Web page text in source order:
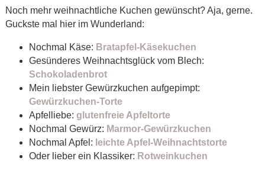
Noch mehr weihnachtliche Kuchen gewünscht? Aja, gerne.
Guckste mal hier im Wunderland:
Nochmal Käse: Bratapfel-Käsekuchen
Gesünderes Weihnachtsglück vom Blech:
Schokoladenbrot
Mein liebster Gewürzkuchen aufgepimpt:
Gewürzkuchen-Torte
Apfelliebe: glutenfreie Apfeltorte
Nochmal Gewürz: Marmor-Gewürzkuchen
Nochmal Apfel: leichte Apfel-Weihnachtstorte
Oder lieber ein Klassiker: Rotweinkuchen